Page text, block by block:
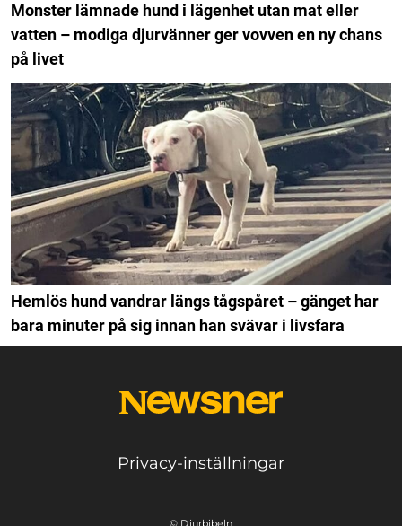
Monster lämnade hund i lägenhet utan mat eller
vatten – modiga djurvänner ger vovven en ny chans
på livet
Hemlös hund vandrar längs tågspåret – gänget har
bara minuter på sig innan han svävar i livsfara
Privacy-inställningar
© Djurbibeln